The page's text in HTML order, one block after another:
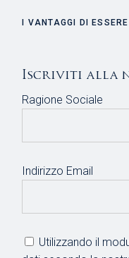
I VANTAGGI DI
Iscriviti alla
Ragione Sociale
Indirizzo Email
Utilizzando il